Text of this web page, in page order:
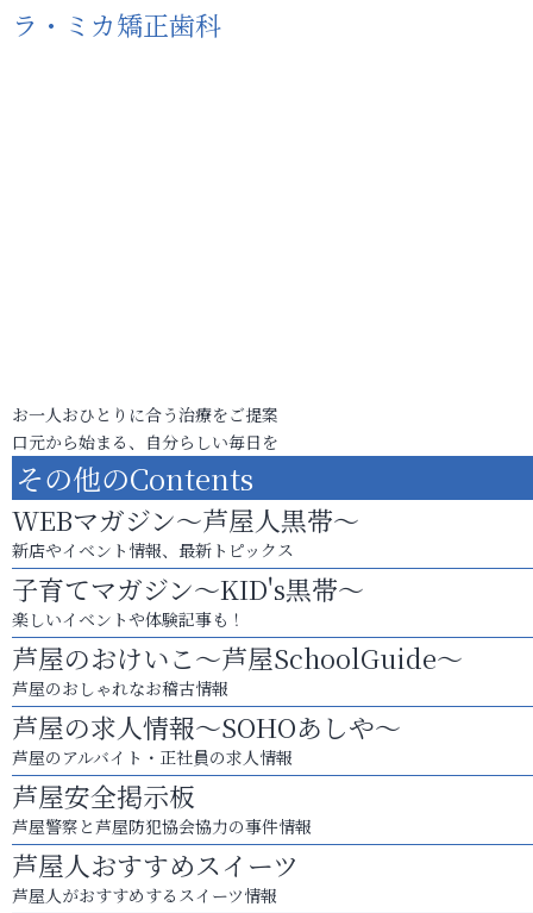
ラ・ミカ矯正歯科
お一人おひとりに合う治療をご提案
口元から始まる、自分らしい毎日を
その他のContents
WEBマガジン～芦屋人黒帯～
新店やイベント情報、最新トピックス
子育てマガジン～KID's黒帯～
楽しいイベントや体験記事も！
芦屋のおけいこ～芦屋SchoolGuide～
芦屋のおしゃれなお稽古情報
芦屋の求人情報～SOHOあしや～
芦屋のアルバイト・正社員の求人情報
芦屋安全掲示板
芦屋警察と芦屋防犯協会協力の事件情報
芦屋人おすすめスイーツ
芦屋人がおすすめするスイーツ情報